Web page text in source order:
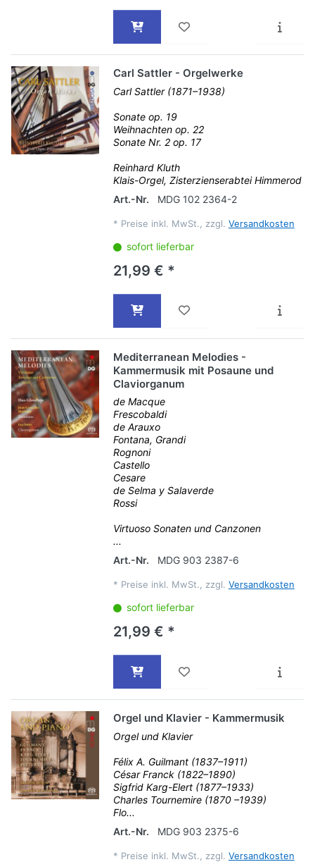
Carl Sattler - Orgelwerke
Carl Sattler (1871–1938)
Sonate op. 19
Weihnachten op. 22
Sonate Nr. 2 op. 17
Reinhard Kluth
Klais-Orgel, Zisterzienserabtei Himmerod
Art.-Nr.
MDG 102 2364-2
* Preise inkl. MwSt., zzgl. Versandkosten
sofort lieferbar
21,99 € *
Mediterranean Melodies -
Kammermusik mit Posaune und
Claviorganum
de Macque
Frescobaldi
de Arauxo
Fontana, Grandi
Rognoni
Castello
Cesare
de Selma y Salaverde
Rossi
Virtuoso Sonaten und Canzonen
...
Art.-Nr.
MDG 903 2387-6
* Preise inkl. MwSt., zzgl. Versandkosten
sofort lieferbar
21,99 € *
Orgel und Klavier - Kammermusik
Orgel und Klavier
Félix A. Guilmant (1837–1911)
César Franck (1822–1890)
Sigfrid Karg-Elert (1877–1933)
Charles Tournemire (1870 –1939)
Flo...
Art.-Nr.
MDG 903 2375-6
* Preise inkl. MwSt., zzgl. Versandkosten